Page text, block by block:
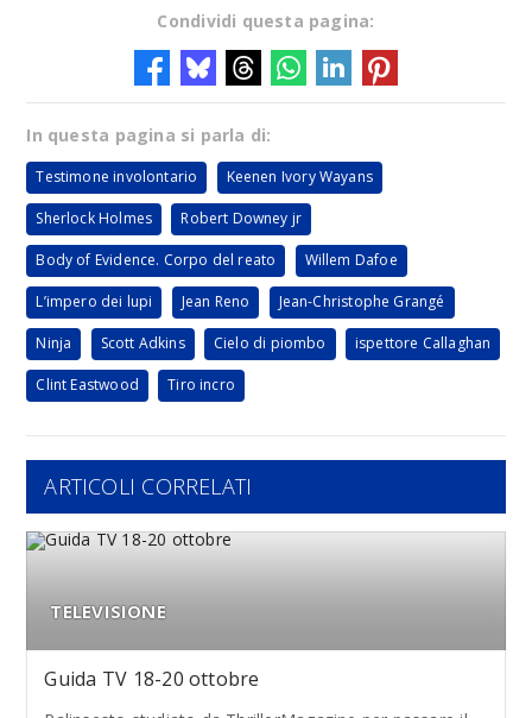
Condividi questa pagina:
In questa pagina si parla di:
Testimone involontario Keenen Ivory Wayans
Sherlock Holmes Robert Downey jr
Body of Evidence. Corpo del reato Willem Dafoe
L’impero dei lupi Jean Reno Jean-Christophe Grangé
Ninja Scott Adkins Cielo di piombo ispettore Callaghan
Clint Eastwood Tiro incro
ARTICOLI CORRELATI
TELEVISIONE
Guida TV 18-20 ottobre